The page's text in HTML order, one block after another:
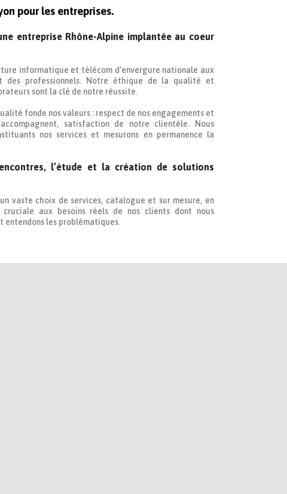
pour les entreprises.
entreprise Rhône-Alpine implantée au coeur
informatique et télécom d’envergure nationale aux
des professionnels. Notre éthique de la qualité et
sont la clé de notre réussite.
fonde nos valeurs : respect de nos engagements et
satisfaction de notre clientèle. Nous
nos services et mesurons en permanence la
l’étude et la création de solutions
vaste choix de services, catalogue et sur mesure, en
aux besoins réels de nos clients dont nous
les problématiques.